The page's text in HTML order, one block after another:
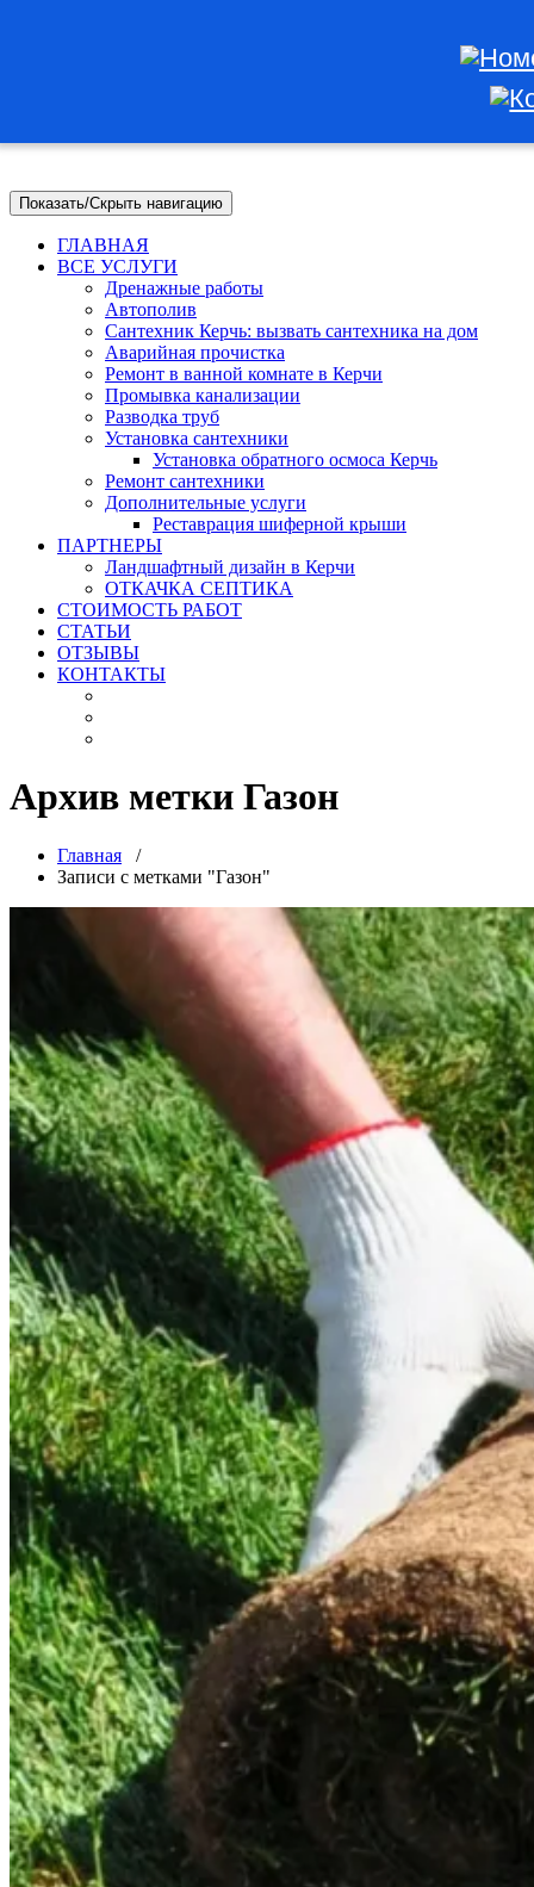
Показать/Скрыть навигацию
ГЛАВНАЯ
ВСЕ УСЛУГИ
Дренажные работы
Автополив
Сантехник Керчь: вызвать сантехника на дом
Аварийная прочистка
Ремонт в ванной комнате в Керчи
Промывка канализации
Разводка труб
Установка сантехники
Установка обратного осмоса Керчь
Ремонт сантехники
Дополнительные услуги
Реставрация шиферной крыши
ПАРТНЕРЫ
Ландшафтный дизайн в Керчи
ОТКАЧКА СЕПТИКА
СТОИМОСТЬ РАБОТ
СТАТЬИ
ОТЗЫВЫ
КОНТАКТЫ
Архив метки Газон
Главная /
Записи с метками "Газон"